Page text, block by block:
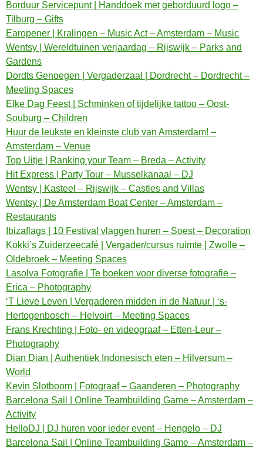
Borduur Servicepunt | Handdoek met geborduurd logo –
Tilburg – Gifts
Earopener | Kralingen – Music Act – Amsterdam – Music
Wentsy | Wereldtuinen verjaardag – Rijswijk – Parks and
Gardens
Dordts Genoegen | Vergaderzaal | Dordrecht – Dordrecht –
Meeting Spaces
Elke Dag Feest | Schminken of tijdelijke tattoo – Oost-
Souburg – Children
Huur de leukste en kleinste club van Amsterdam! –
Amsterdam – Venue
Top Uitje | Ranking your Team – Breda – Activity
Hit Express | Party Tour – Musselkanaal – DJ
Wentsy | Kasteel – Rijswijk – Castles and Villas
Wentsy | De Amsterdam Boat Center – Amsterdam –
Restaurants
Ibizaflags | 10 Festival vlaggen huren – Soest – Decoration
Kokki’s Zuiderzeecafé | Vergader/cursus ruimte | Zwolle –
Oldebroek – Meeting Spaces
Lasolva Fotografie | Te boeken voor diverse fotografie –
Erica – Photography
‘T Lieve Leven | Vergaderen midden in de Natuur | ‘s-
Hertogenbosch – Helvoirt – Meeting Spaces
Frans Krechting | Foto- en videograaf – Etten-Leur –
Photography
Dian Dian | Authentiek Indonesisch eten – Hilversum –
World
Kevin Slotboom | Fotograaf – Gaanderen – Photography
Barcelona Sail | Online Teambuilding Game – Amsterdam –
Activity
HelloDJ | DJ huren voor ieder event – Hengelo – DJ
Barcelona Sail | Online Teambuilding Game – Amsterdam –